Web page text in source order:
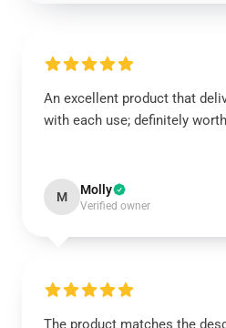
An excellent product that
with each use; definitely
M Molly
Verified owner
The product matches the